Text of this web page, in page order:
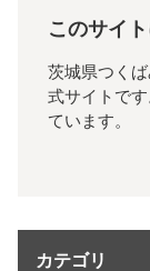
このサイ
茨城県つく
式サイトで
ています。
カテゴリ